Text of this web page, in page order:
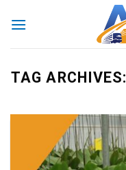
TAG ARCHIVES: